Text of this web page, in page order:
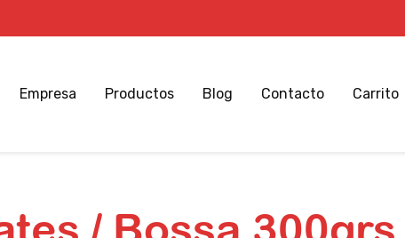
Empresa Productos Blog Contacto Carrito